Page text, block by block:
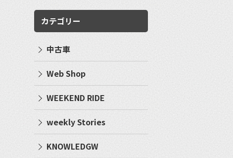
カテゴリー
中古車
Web Shop
WEEKEND RIDE
weekly Stories
KNOWLEDGW